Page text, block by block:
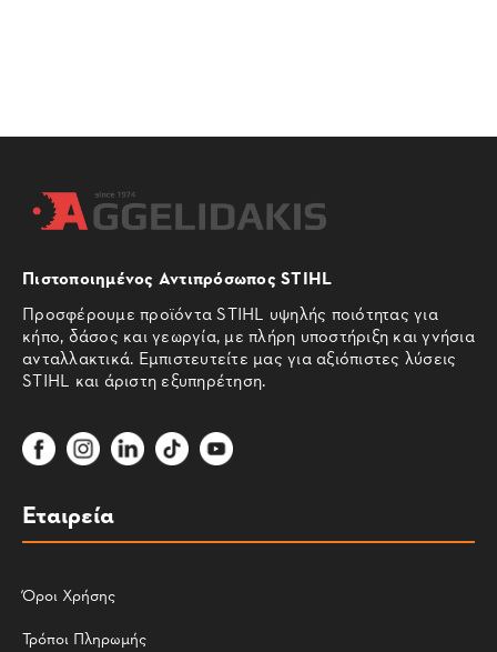
Πιστοποιημένος Αντιπρόσωπος STIHL
Προσφέρουμε προϊόντα STIHL υψηλής ποιότητας για
κήπο, δάσος και γεωργία, με πλήρη υποστήριξη και γνήσια
ανταλλακτικά. Εμπιστευτείτε μας για αξιόπιστες λύσεις
STIHL και άριστη εξυπηρέτηση.
Εταιρεία
Όροι Χρήσης
Τρόποι Πληρωμής